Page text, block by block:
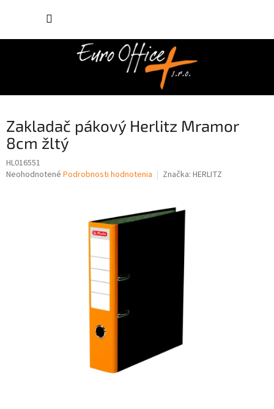
Zakladač pákový Herlitz Mramor
8cm žltý
HL016551
Priemerné
Neohodnotené Podrobnosti hodnotenia Značka: HERLITZ